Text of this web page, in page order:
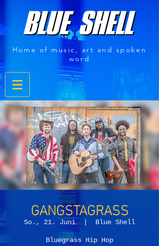
Home of music, art and spoken
word
GANGSTAGRASS
So., 21. Juni
  |
Blue Shell
Bluegrass Hip Hop